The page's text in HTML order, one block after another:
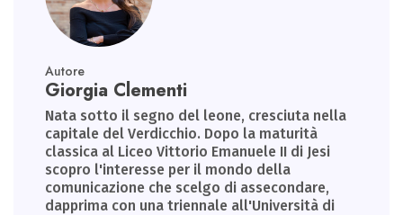
Autore
Giorgia Clementi
Nata sotto il segno del leone, cresciuta nella
capitale del Verdicchio. Dopo la maturità
classica al Liceo Vittorio Emanuele II di Jesi
scopro l'interesse per il mondo della
comunicazione che scelgo di assecondare,
dapprima con una triennale all'Università di